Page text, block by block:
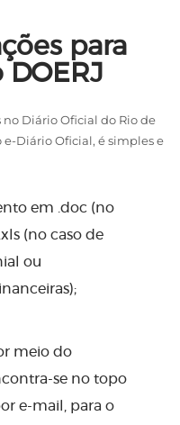
para
Diário Oficial do Rio de
Diário Oficial, é simples e
em .doc (no
(no caso de
ou
meio do
se no topo
e-mail, para o